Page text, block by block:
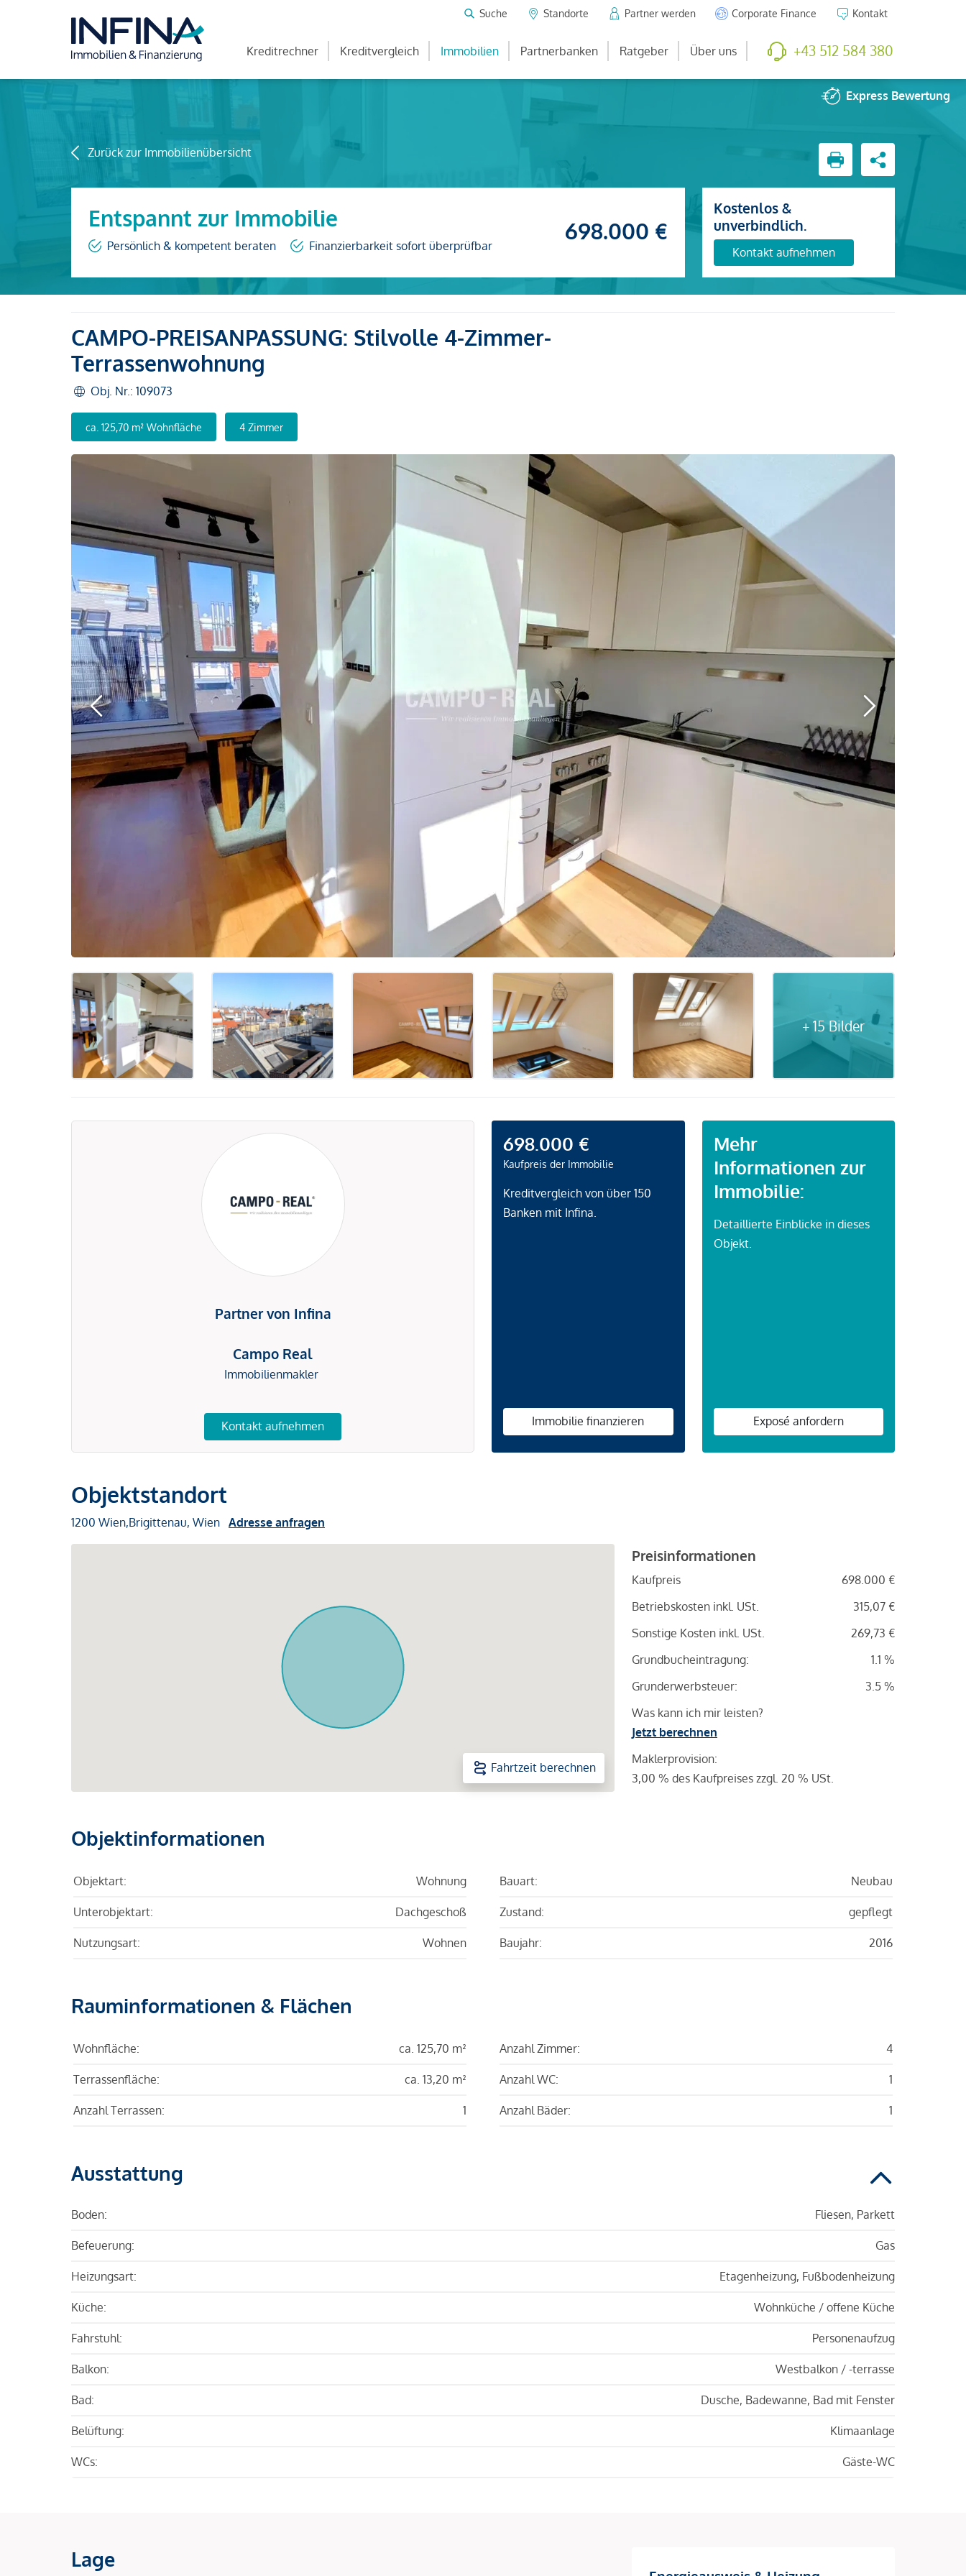
Suche Standorte Partner werden Corporate Finance Kontakt
Kreditrechner Kreditvergleich Immobilien Partnerbanken Ratgeber Über uns +43 512 584 380
Express Bewertung
Zurück zur Immobilienübersicht
Entspannt zur Immobilie
Persönlich & kompetent beraten Finanzierbarkeit sofort überprüfbar
698.000 €
Kostenlos &
unverbindlich.
Kontakt aufnehmen
+ 15 Bilder
CAMPO-PREISANPASSUNG: Stilvolle 4-Zimmer-
Terrassenwohnung
Obj. Nr.: 109073
ca. 125,70 m² Wohnfläche 4 Zimmer
Partner von Infina
Campo Real
Immobilienmakler
Kontakt aufnehmen
698.000 €
Kaufpreis der Immobilie
Kreditvergleich von über 150
Banken mit Infina.
Immobilie finanzieren
Mehr
Informationen zur
Immobilie:
Detaillierte Einblicke in dieses
Objekt.
Exposé anfordern
Objektstandort
1200 Wien,Brigittenau, Wien Adresse anfragen
Fahrtzeit berechnen
Preisinformationen
Kaufpreis
698.000 €
Betriebskosten inkl. USt.
315,07 €
Sonstige Kosten inkl. USt.
269,73 €
Grundbucheintragung:
1.1 %
Grunderwerbsteuer:
3.5 %
Was kann ich mir leisten?
Jetzt berechnen
Maklerprovision:
3,00 % des Kaufpreises zzgl. 20 % USt.
Objektinformationen
Objektart: Wohnung
Unterobjektart: Dachgeschoß
Nutzungsart: Wohnen
Bauart: Neubau
Zustand: gepflegt
Baujahr: 2016
Rauminformationen & Flächen
Wohnfläche: ca. 125,70 m²
Terrassenfläche: ca. 13,20 m²
Anzahl Terrassen: 1
Anzahl Zimmer: 4
Anzahl WC: 1
Anzahl Bäder: 1
Ausstattung
Boden: Fliesen, Parkett
Befeuerung: Gas
Heizungsart: Etagenheizung, Fußbodenheizung
Küche: Wohnküche / offene Küche
Fahrstuhl: Personenaufzug
Balkon: Westbalkon / -terrasse
Bad: Dusche, Badewanne, Bad mit Fenster
Belüftung: Klimaanlage
WCs: Gäste-WC
Lage